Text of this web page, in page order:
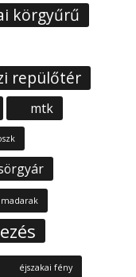
körgyűrű
repülőtér
mtk
éjszakai fény